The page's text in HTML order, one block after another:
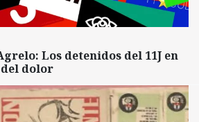
Los detenidos del 11J en
dolor